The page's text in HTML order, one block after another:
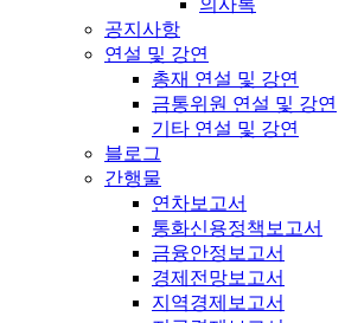
의사록
공지사항
연설 및 강연
총재 연설 및 강연
금통위원 연설 및 강연
기타 연설 및 강연
블로그
간행물
연차보고서
통화신용정책보고서
금융안정보고서
경제전망보고서
지역경제보고서